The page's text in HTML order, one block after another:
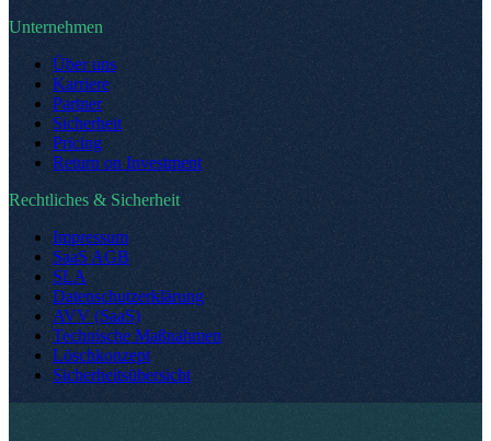
Unternehmen
Über uns
Karriere
Partner
Sicherheit
Pricing
Return on Investment
Rechtliches & Sicherheit
Impressum
SaaS AGB
SLA
Datenschutzerklärung
AVV (SaaS)
Technische Maßnahmen
Löschkonzept
Sicherheitsübersicht